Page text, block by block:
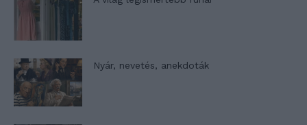
Nyár, nevetés, anekdoták